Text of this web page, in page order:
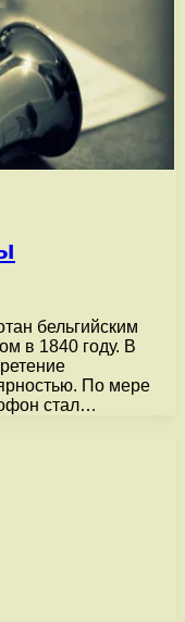
бельгийским
в 1840 году. В
По мере
стал…